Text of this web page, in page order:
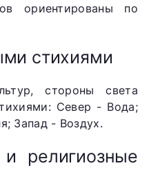
ориентированы по
стихиями
стороны света
Север - Вода;
Запад - Воздух.
религиозные